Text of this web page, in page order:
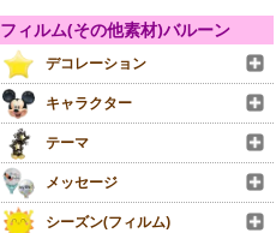
フィルム(その他素材)バルーン
デコレーション
キャラクター
テーマ
メッセージ
シーズン(フィルム)